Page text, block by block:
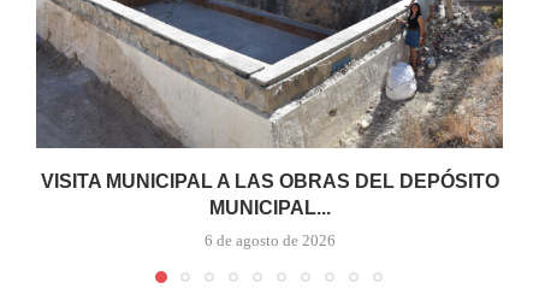
VISITA MUNICIPAL A LAS OBRAS DEL DEPÓSITO
MUNICIPAL...
6 de agosto de 2026